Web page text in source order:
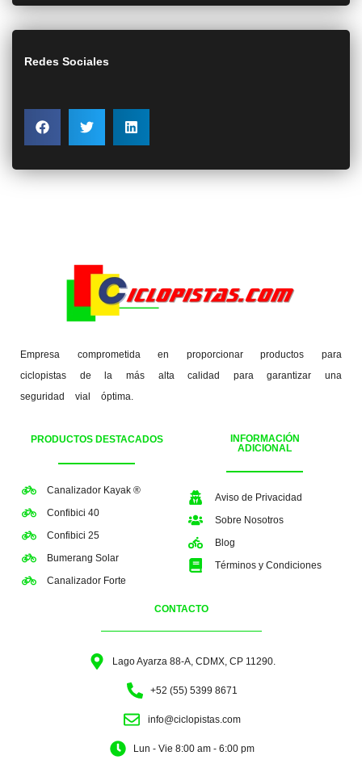
Redes Sociales
Empresa comprometida en proporcionar productos para
ciclopistas de la más alta calidad para garantizar una
seguridad vial óptima.
PRODUCTOS DESTACADOS
Canalizador Kayak ®
Confibici 40
Confibici 25
Bumerang Solar
Canalizador Forte
INFORMACIÓN
ADICIONAL
Aviso de Privacidad
Sobre Nosotros
Blog
Términos y Condiciones
CONTACTO
Lago Ayarza 88-A, CDMX, CP 11290.
+52 (55) 5399 8671
info@ciclopistas.com
Lun - Vie 8:00 am - 6:00 pm